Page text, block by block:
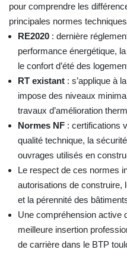
pour comprendre les
principales normes
RE2020 : dernière
performance énergétique,
le confort d’été des
RT existant : s’applique à
impose des niveaux
travaux d’amélioration
Normes NF : certifications
qualité technique, la
ouvrages utilisés en
Le respect de ces normes
autorisations de construire,
et la pérennité des
Une compréhension active
meilleure insertion
de carrière dans le BTP